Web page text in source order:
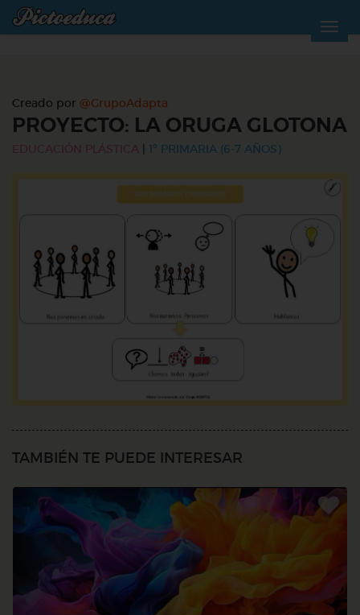
Creado por @GrupoAdapta
PROYECTO: LA ORUGA GLOTONA
EDUCACIÓN PLÁSTICA 1º PRIMARIA (6-7 AÑOS)
TAMBIÉN TE PUEDE INTERESAR